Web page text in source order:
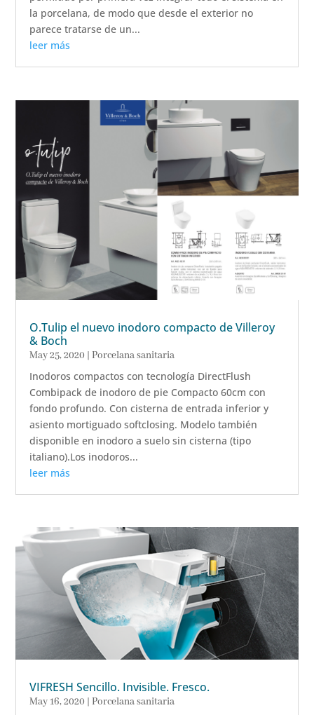
la porcelana, de modo que desde el exterior no
parece tratarse de un...
leer más
O.Tulip el nuevo inodoro compacto de Villeroy
& Boch
May 25, 2020 |Porcelana sanitaria
Inodoros compactos con tecnología DirectFlush
Combipack de inodoro de pie Compacto 60cm con
fondo profundo. Con cisterna de entrada inferior y
asiento mortiguado softclosing. Modelo también
disponible en inodoro a suelo sin cisterna (tipo
italiano).Los inodoros...
leer más
VIFRESH Sencillo. Invisible. Fresco.
May 16, 2020 |Porcelana sanitaria